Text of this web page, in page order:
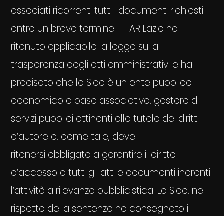
associati ricorrenti tutti i documenti richiesti
entro un breve termine. Il TAR Lazio ha
ritenuto applicabile la legge sulla
trasparenza degli atti amministrativi e ha
precisato che la Siae è un ente pubblico
economico a base associativa, gestore di
servizi pubblici attinenti alla tutela dei diritti
d’autore e, come tale, deve
ritenersi obbligata a garantire il diritto
d’accesso a tutti gli atti e documenti inerenti
l’attività a rilevanza pubblicistica. La Siae, nel
rispetto della sentenza ha consegnato i